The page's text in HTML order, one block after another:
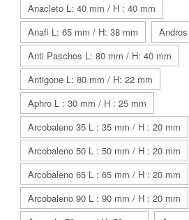
Anacleto L: 40 mm / H : 40 mm
Anafi L: 65 mm / H: 38 mm
Anti Paschos L: 80 mm / H: 40 mm
Antigone L: 80 mm / H: 22 mm
Aphro L : 30 mm / H : 25 mm
Arcobaleno 35 L : 35 mm / H : 20 mm
Arcobaleno 50 L : 50 mm / H : 20 mm
Arcobaleno 65 L : 65 mm / H : 20 mm
Arcobaleno 90 L : 90 mm / H : 20 mm